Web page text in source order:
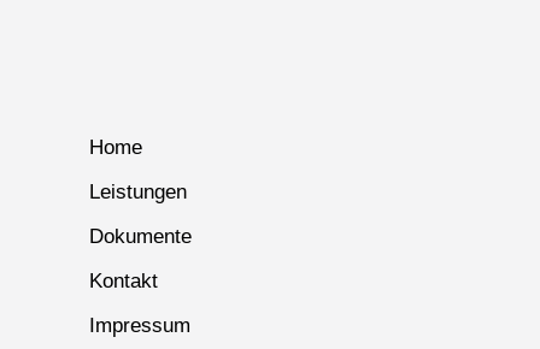
Home
Leistungen
Dokumente
Kontakt
Impressum